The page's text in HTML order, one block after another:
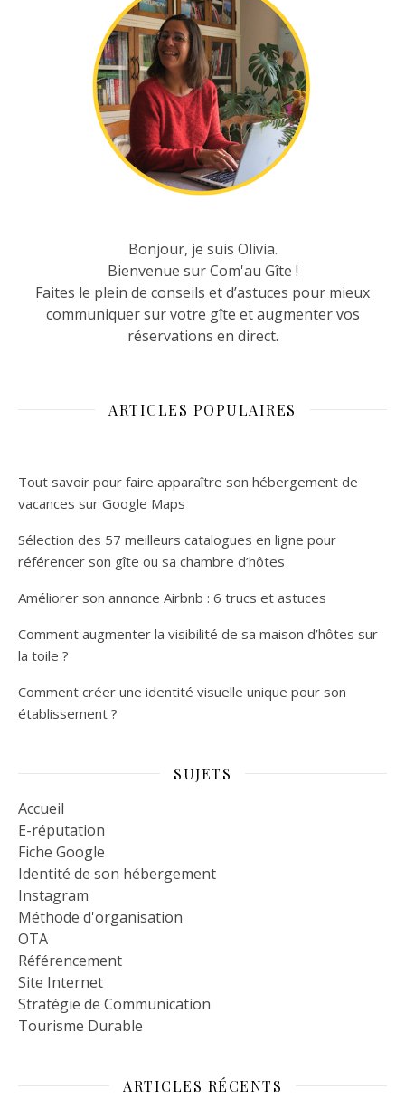
Bonjour, je suis Olivia.
Bienvenue sur Com'au Gîte !
Faites le plein de conseils et d’astuces pour mieux
communiquer sur votre gîte et augmenter vos
réservations en direct.
ARTICLES POPULAIRES
Tout savoir pour faire apparaître son hébergement de
vacances sur Google Maps
Sélection des 57 meilleurs catalogues en ligne pour
référencer son gîte ou sa chambre d’hôtes
Améliorer son annonce Airbnb : 6 trucs et astuces
Comment augmenter la visibilité de sa maison d’hôtes sur
la toile ?
Comment créer une identité visuelle unique pour son
établissement ?
SUJETS
Accueil
E-réputation
Fiche Google
Identité de son hébergement
Instagram
Méthode d'organisation
OTA
Référencement
Site Internet
Stratégie de Communication
Tourisme Durable
ARTICLES RÉCENTS